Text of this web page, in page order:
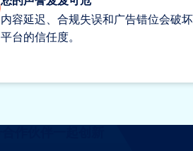
内容延迟、合规失误和广告错位会破
平台的信任度。